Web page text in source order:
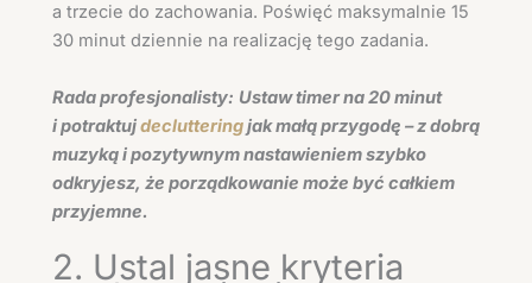
a trzecie do zachowania. Poświęć maksymalnie 15
30 minut dziennie na realizację tego zadania.
Rada profesjonalisty: Ustaw timer na 20 minut
i potraktujdeclutteringjak małą przygodę – z dobrą
muzyką i pozytywnym nastawieniem szybko
odkryjesz, że porządkowanie może być całkiem
przyjemne.
2. Ustal jasne kryteria